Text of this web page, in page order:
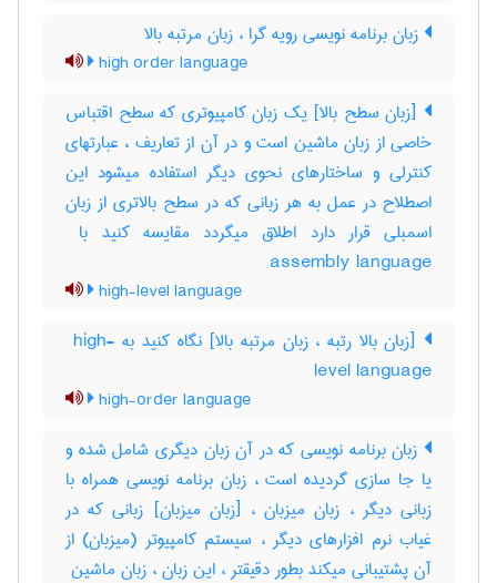
زبان برنامه نویسی رویه گرا ، زبان مرتبه بالا
high order language
[زبان سطح بالا] یک زبان کامپیوتری که سطح اقتباس
خاصی از زبان ماشین است و در آن از تعاریف ، عبارتهای
کنترلی و ساختارهای نحوی دیگر استفاده میشود این
اصطلاح در عمل به هر زبانی که در سطح بالاتری از زبان
assembly language
high-level language
[زبان بالا رتبه ، زبان مرتبه بالا] نگاه کنید به ‎ high-
level language
high-order language
زبان برنامه نویسی که در آن زبان دیگری شامل شده و
یا جا سازی گردیده است ، زبان برنامه نویسی همراه با
زبانی دیگر ، زبان میزبان ، [زبان میزبان] زبانی که در
غیاب نرم افزارهای دیگر ، سیستم کامپیوتر (میزبان) از